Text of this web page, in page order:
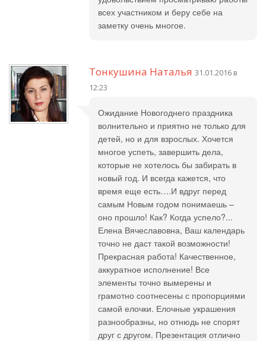
всех участником и беру себе на
заметку очень многое.
Тонкушина Наталья 31.01.2016 в
12:23
Ожидание Новогоднего праздника
волнительно и приятно не только для
детей, но и для взрослых. Хочется
многое успеть, завершить дела,
которые не хотелось бы забирать в
новый год. И всегда кажется, что
время еще есть….И вдруг перед
самым Новым годом понимаешь –
оно прошло! Как? Когда успело?...
Елена Вячеславовна, Ваш календарь
точно не даст такой возможности!
Прекрасная работа! Качественное,
аккуратное исполнение! Все
элементы точно вымерены и
грамотно соотнесены с пропорциями
самой елочки. Елочные украшения
разнообразны, но отнюдь не спорят
друг с другом. Презентация отлично